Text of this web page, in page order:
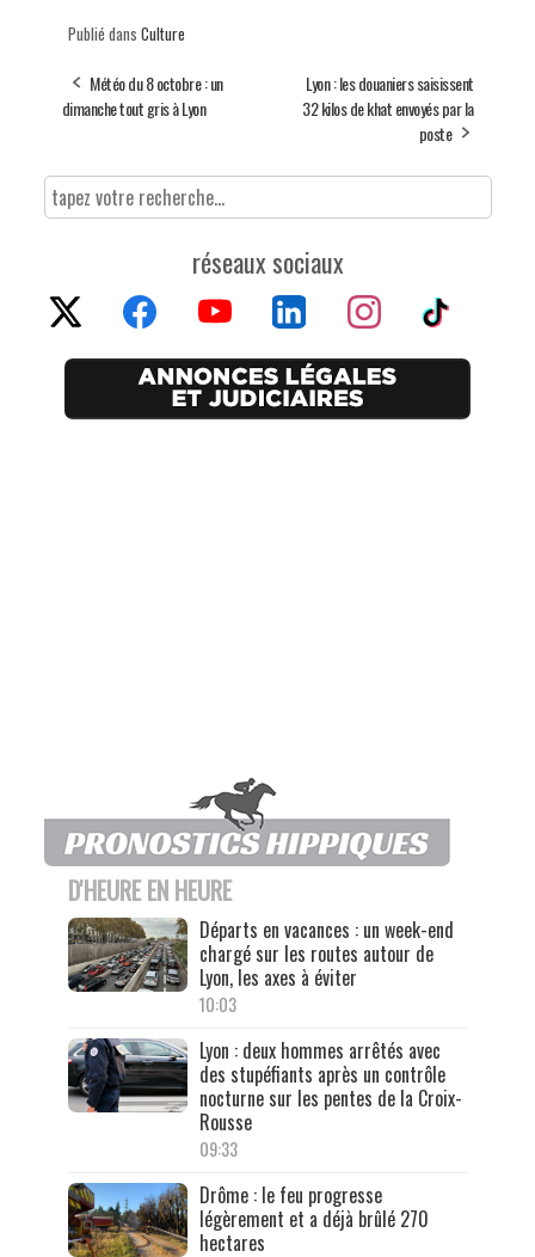
Publié dans Culture
Météo du 8 octobre : un
dimanche tout gris à Lyon
Lyon : les douaniers saisissent
32 kilos de khat envoyés par la
poste
réseaux sociaux
D'HEURE EN HEURE
Départs en vacances : un week-end
chargé sur les routes autour de
Lyon, les axes à éviter
10:03
Lyon : deux hommes arrêtés avec
des stupéfiants après un contrôle
nocturne sur les pentes de la Croix-
Rousse
09:33
Drôme : le feu progresse
légèrement et a déjà brûlé 270
hectares